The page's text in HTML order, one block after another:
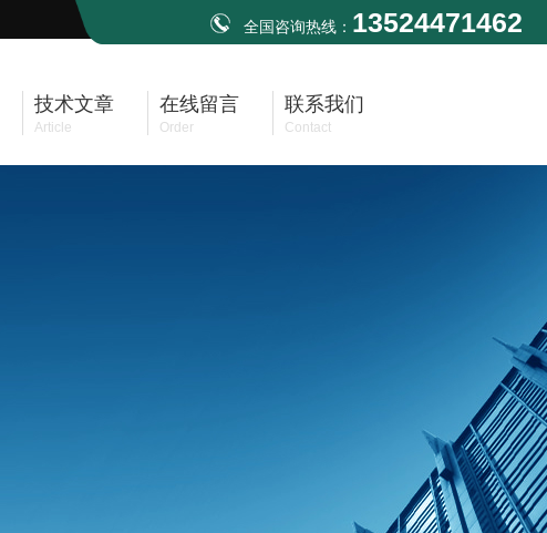
全国咨询热线： 13524471462
技术文章
Article
在线留言
Order
联系我们
Contact